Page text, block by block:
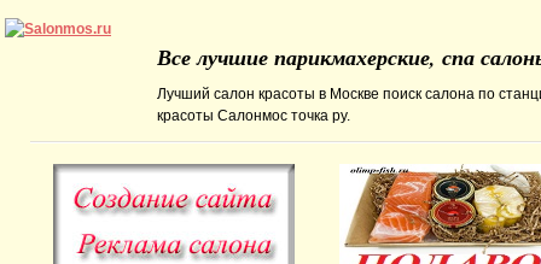
Все лучшие парикмахерские, спа
Лучший салон красоты в Москве поиск салона по
красоты Салонмос точка ру.